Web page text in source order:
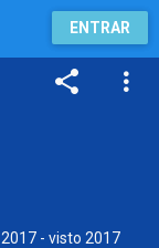
ENTRAR
2017 - visto 2017